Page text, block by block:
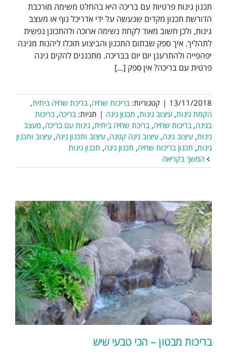
תכנון גינות פרטיות עם בריכה היא בהחלט משימה מורכבת
הדורשת תכנון מקדים שנעשה על ידי אדריכל נוף או מעצב
גינות, ולכן חשוב מאוד לקחת נשימה ארוכה ולהתכונן נפשית
לתהליך. איך ספק שבתום התכנון והביצוע תוכלו ליהנות מגינה
יפהפייה ולהתרענן יום יום בבריכה. מתכננים להקים גינה
פרטית עם בריכה? אין ספק [...]
13/11/2018
| קטגוריות: בריכות שחיה, בריכת שחיה ביתית,
הקמת גינות, עיצוב גינות, תכנון גינה | תגיות: בריכה, בריכות
בגינה, בריכות שחיה, בריכת שחיה ביתית, גינות עם בריכה, מעצב
גינות, עיצוב גינה, עיצוב גינה קטנה, עיצוב ותכנון גינה, עיצוב ותכנון
גינות, תכנון בריכות שחיה, תכנון גינה, תכנון גינות
המשך בקריאה
בריכות מבטון – הכי טבעי שיש